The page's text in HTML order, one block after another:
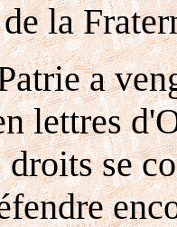
la
a
lettres
se